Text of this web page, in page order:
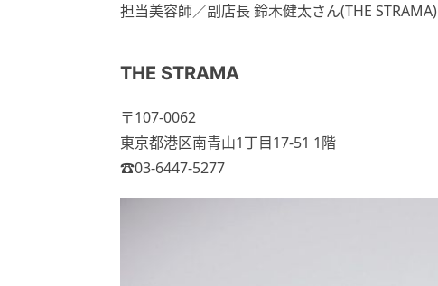
担当美容師／副店長 鈴木健太さん(THE STRAMA)
THE STRAMA
〒107-0062
東京都港区南青山1丁目17-51 1階
☎︎03-6447-5277